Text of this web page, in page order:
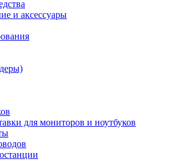
и аксессуары
для мониторов и ноутбуков